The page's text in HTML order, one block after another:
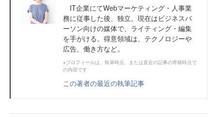
IT企業にてWebマーケティング・人事業
務に従事した後、独立。現在はビジネスパ
ーソン向けの媒体で、ライティング・編集
を手がける。得意領域は、テクノロジーや
広告、働き方など。
※プロフィールは、執筆時点、または直近の記事の寄稿時点で
の内容です
この著者の最近の執筆記事